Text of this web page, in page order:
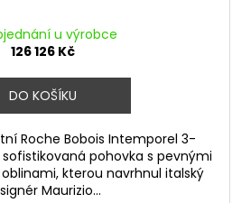
u výrobce
126 126 Kč
DO KOŠÍKU
Roche Bobois Intemporel 3-
pohovka s pevnými
kterou navrhnul italský
Maurizio...